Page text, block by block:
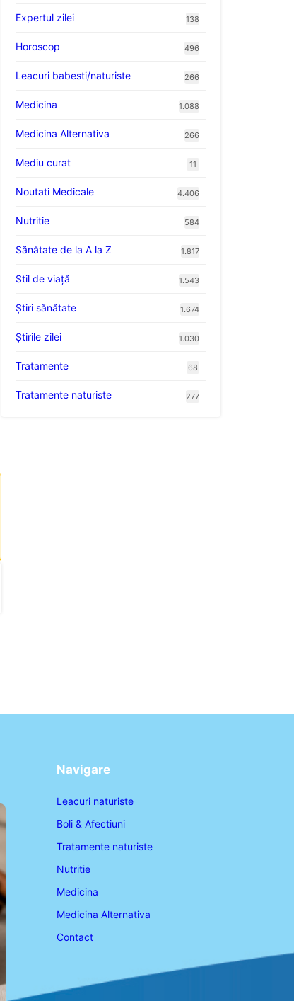
Expertul zilei 138
Horoscop 496
Leacuri babesti/naturiste 266
Medicina 1.088
Medicina Alternativa 266
Mediu curat 11
Noutati Medicale 4.406
Nutritie 584
Sănătate de la A la Z 1.817
Stil de viaţă 1.543
Ştiri sănătate 1.674
Știrile zilei 1.030
Tratamente 68
Tratamente naturiste 277
Navigare
Leacuri naturiste
Boli & Afectiuni
Tratamente naturiste
Nutritie
Medicina
Medicina Alternativa
Contact